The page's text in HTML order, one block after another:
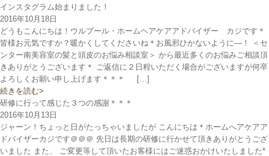
インスタグラム始まりました！
2016年10月18日
どうもこんにちは！ウルプール・ホームヘアケアアドバイザー カジです＊
皆様お元気ですか？暖かくしてくださいね＊お風邪ひかないように―！ ＜セ
ンター南美容室の髪と頭皮のお悩み相談室＞ から最近多くのお悩みご相談頂
きありがとうございます＊ ご返信に２日程いただく場合がございますが何卒
よろしくお願い申し上げます＊＊＊ […]
続きを読む>
研修に行って感じた３つの感謝＊＊＊
2016年10月13日
ジャーン！ちょっと日がたっちゃいましたが こんにちは＊ホームへアケアア
ドバイザーカジです＠＠＠ 先日は長期の研修に行かせて頂きありがとうござ
いました また、 ご変更等して頂いたお客様にはご迷惑おかけいたしました*